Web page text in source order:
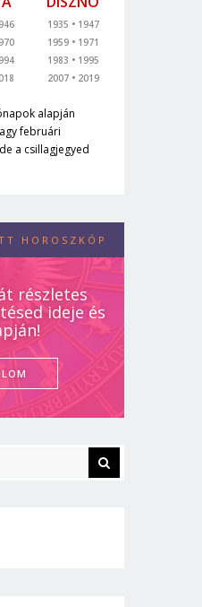
1935
1947
1959
1971
1983
1995
2007
2019
alapján
februári
a csillagjegyed
HOROSZKÓP
részletes
ideje és